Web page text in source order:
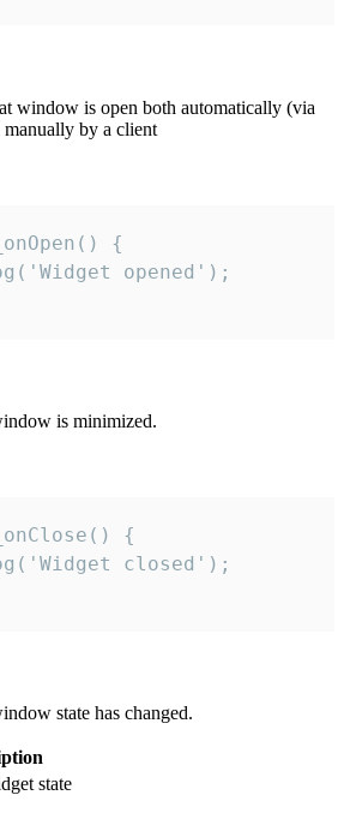
window is open both automatically (via
by a client
{
opened');
is minimized.
{
closed');
state has changed.
state